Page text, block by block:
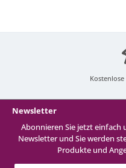
Newsletter
Abonnieren Sie jetzt einfach
Newsletter und Sie werden
Produkte und